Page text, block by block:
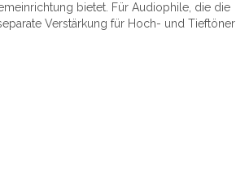
bietet. Für Audiophile, die die
Verstärkung für Hoch- und Tieftöner